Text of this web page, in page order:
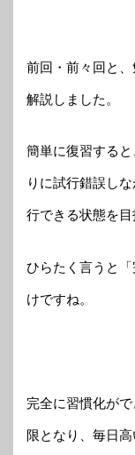
前回・前々回と
解説しました。
簡単に復習する
りに試行錯誤し
行できる状態を目
ひらたく言うと
けですね。
完全に習慣化が
限となり、毎日